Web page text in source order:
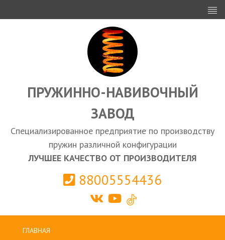
ИНВЕСТОРАМ
ПРОЕКТИРОВАНИЕ
ЭКСПОРТ
ЗАКУПКИ
КАЛЬКУЛЯТОР ПРУЖИН
Выберите город
ПРУЖИННО-НАВИВОЧНЫЙ
ЗАВОД
Специализированное предприятие по производству
пружин различной конфигурации
ЛУЧШЕЕ КАЧЕСТВО ОТ ПРОИЗВОДИТЕЛЯ
88005554436
ГЛАВНАЯ